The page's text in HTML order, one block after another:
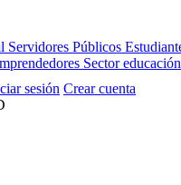
Servidores Públicos
Sector educación
sesión Crear cuenta